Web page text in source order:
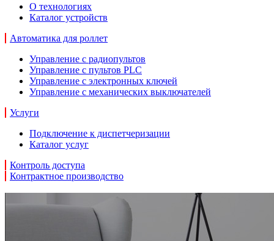
О технологиях
Каталог устройств
Автоматика для роллет
Управление с радиопультов
Управление с пультов PLC
Управление с электронных ключей
Управление с механических выключателей
Услуги
Подключение к диспетчеризации
Каталог услуг
Контроль доступа
Контрактное производство